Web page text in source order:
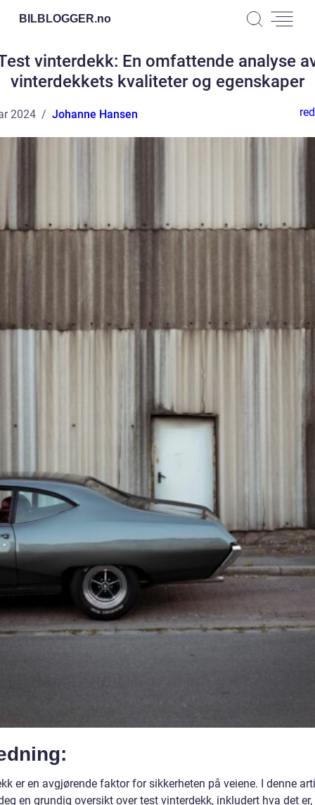
BILBLOGGER.no
vinterdekk: En omfattende analyse
vinterdekkets kvaliteter og egenskaper
2024 Johanne Hansen
er en avgjørende faktor for sikkerheten på veiene. I denne
en grundig oversikt over test vinterdekk, inkludert hva det